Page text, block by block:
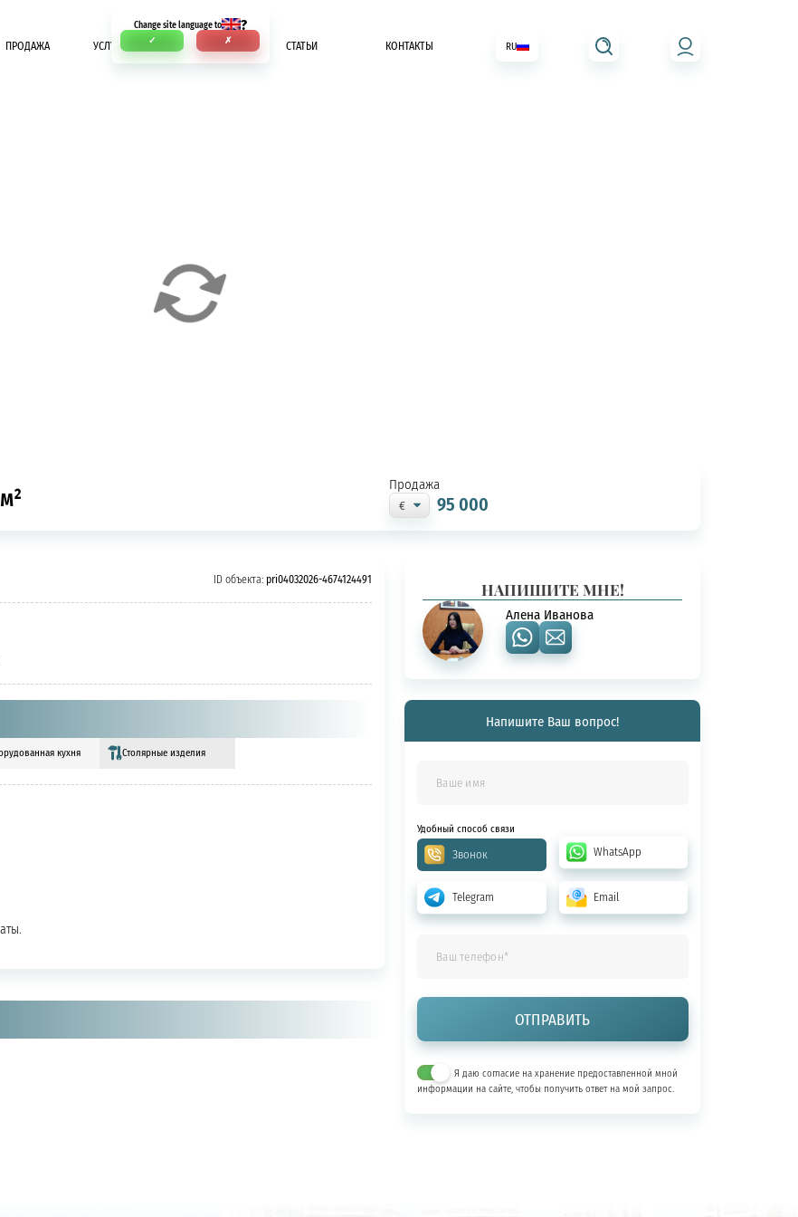
Change site language to ?
✓ ✗
ПРОДАЖА УСЛУГИ ОПЛАТА СТАТЬИ КОНТАКТЫ RU
Продажа
95 000
ID объекта: pri04032026-4674124491
кухня Столярные изделия
НАПИШИТЕ МНЕ!
Алена Иванова
Напишите Ваш вопрос!
Удобный способ связи
Звонок WhatsApp
Telegram Email
Я даю согласие на хранение предоставленной мной
информации на сайте, чтобы получить ответ на мой запрос.